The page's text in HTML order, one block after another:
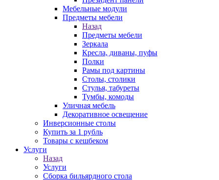
Мебельные модули
Предметы мебели
Назад
Предметы мебели
Зеркала
Кресла, диваны, пуфы
Полки
Рамы под картины
Столы, столики
Стулья, табуреты
Тумбы, комоды
Уличная мебель
Декоративное освещение
Инверсионные столы
Купить за 1 рубль
Товары с кешбеком
Услуги
Назад
Услуги
Сборка бильярдного стола